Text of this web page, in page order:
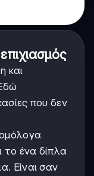
και
που δεν
ένα δίπλα
Είναι σαν